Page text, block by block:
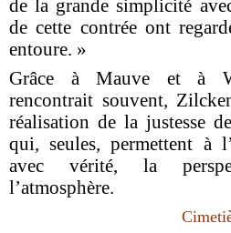
de la grande simplicité
de cette contrée ont
entoure. »
Grâce à Mauve et à
rencontrait souvent,
réalisation de la justesse
qui, seules, permettent à
avec vérité, la
l’atmosphère.